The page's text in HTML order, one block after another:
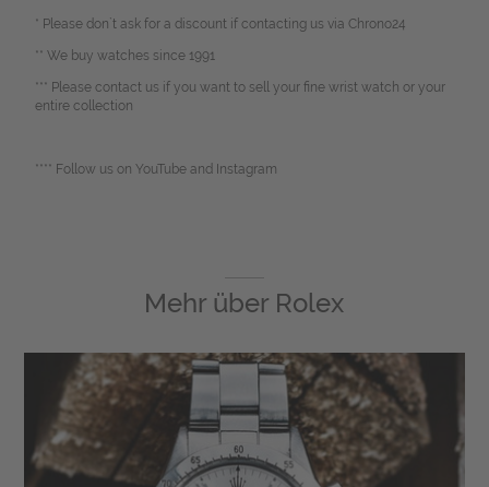
* Please don`t ask for a discount if contacting us via Chrono24
** We buy watches since 1991
*** Please contact us if you want to sell your fine wrist watch or your
entire collection
**** Follow us on YouTube and Instagram
Mehr über Rolex